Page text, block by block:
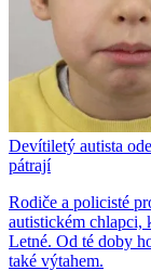
Devítiletý autista
pátrají
Rodiče a policisté
autistickém chlapci,
Letné. Od té doby
také výtahem.